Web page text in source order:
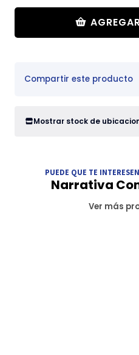
Compartir este producto
Mostrar stock de
PUEDE QUE TE
Narrativa
Ver más